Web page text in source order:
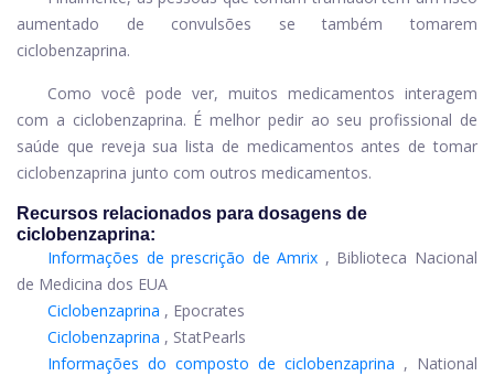
aumentado de convulsões se também tomarem
ciclobenzaprina.
Como você pode ver, muitos medicamentos interagem
com a ciclobenzaprina. É melhor pedir ao seu profissional de
saúde que reveja sua lista de medicamentos antes de tomar
ciclobenzaprina junto com outros medicamentos.
Recursos relacionados para dosagens de
ciclobenzaprina:
Informações de prescrição de Amrix , Biblioteca Nacional
de Medicina dos EUA
Ciclobenzaprina , Epocrates
Ciclobenzaprina , StatPearls
Informações do composto de ciclobenzaprina , National